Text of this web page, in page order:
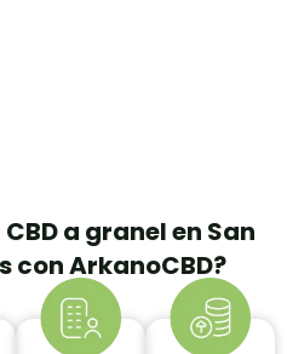
a granel en San
con ArkanoCBD?